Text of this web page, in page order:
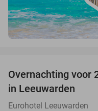
Overnachting voor
in Leeuwarden
Eurohotel Leeuwarden